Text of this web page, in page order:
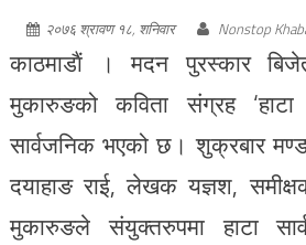
२०७६ श्रावण १८, शनिवार Nonstop
काठमाडाैं । मदन पुरस्कार
मुकारुङको कविता संग्रह
सार्वजनिक भएको छ। शुक्रबार
दयाहाङ राई, लेखक यज्ञश,
मुकारुङले संयुक्तरुपमा हाटा